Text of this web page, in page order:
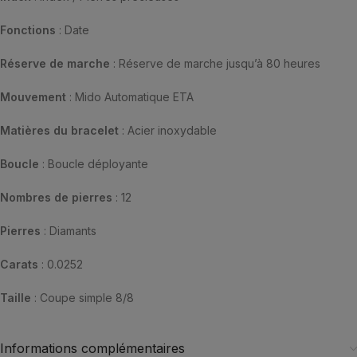
Fonctions : Date
Réserve de marche : Réserve de marche jusqu’à 80 heures
Mouvement : Mido Automatique ETA
Matières du bracelet : Acier inoxydable
Boucle : Boucle déployante
Nombres de pierres : 12
Pierres : Diamants
Carats : 0.0252
Taille : Coupe simple 8/8
Informations complémentaires